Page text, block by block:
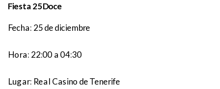
Fiesta 25Doce
Fecha: 25 de diciembre
Hora: 22:00 a 04:30
Lugar: Real Casino de Tenerife